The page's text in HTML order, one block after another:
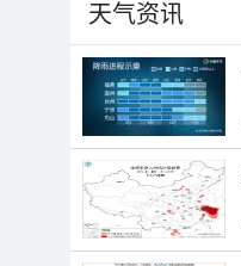
天气资讯